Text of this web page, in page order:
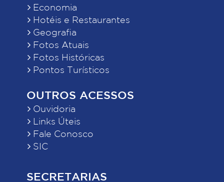
Economia
Hotéis e Restaurantes
Geografia
Fotos Atuais
Fotos Históricas
Pontos Turísticos
OUTROS ACESSOS
Ouvidoria
Links Úteis
Fale Conosco
SIC
SECRETARIAS